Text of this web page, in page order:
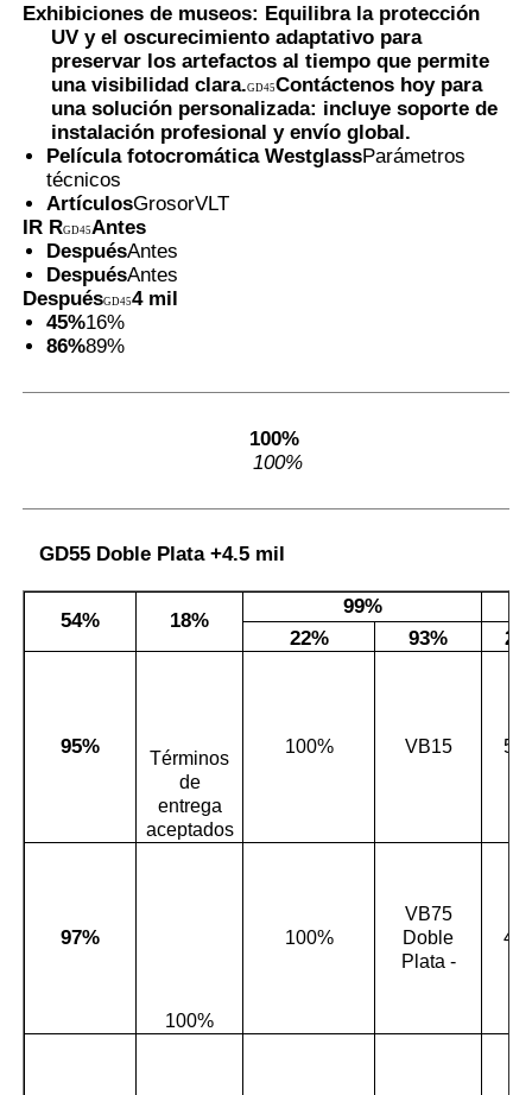
Exhibiciones de museos: Equilibra la protección
UV y el oscurecimiento adaptativo para
preservar los artefactos al tiempo que permite
una visibilidad clara.GD45Contáctenos hoy para
una solución personalizada: incluye soporte de
instalación profesional y envío global.
Película fotocromática WestglassParámetros
técnicos
ArtículosGrosorVLT
IR RGD45Antes
DespuésAntes
DespuésAntes
DespuésGD454 mil
45%16%
86%89%
100%
100%
GD55 Doble Plata +4.5 mil
54% 18%
99%
22%
93%
95%
Términos
de
entrega
aceptados
100% VB15 5
97%
100%
100%
VB75
Doble
Plata -
4